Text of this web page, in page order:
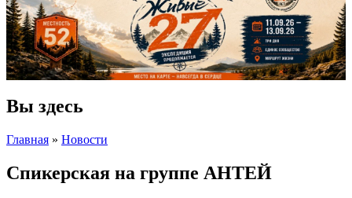
Вы здесь
Главная » Новости
Спикерская на группе АНТЕЙ